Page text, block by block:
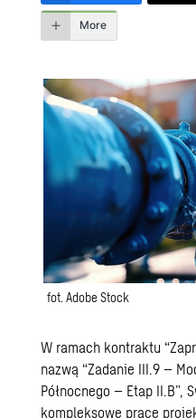
More
fot. Adobe Stock
W ramach kontraktu
nazwą “Zadanie III.9 –
Północnego – Etap II.B”,
kompleksowe prace